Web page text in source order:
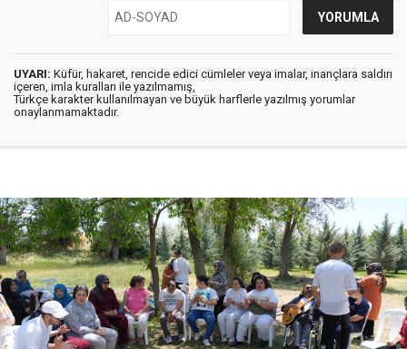
UYARI: Küfür, hakaret, rencide edici cümleler veya imalar, inançlara saldırı
içeren, imla kuralları ile yazılmamış,
Türkçe karakter kullanılmayan ve büyük harflerle yazılmış yorumlar
onaylanmamaktadır.